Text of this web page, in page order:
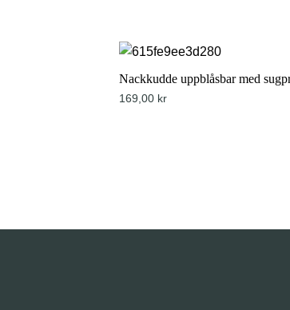
Nackkudde uppblåsbar med
169,00 kr